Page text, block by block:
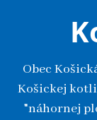
Obec
Košickej
"náhornej